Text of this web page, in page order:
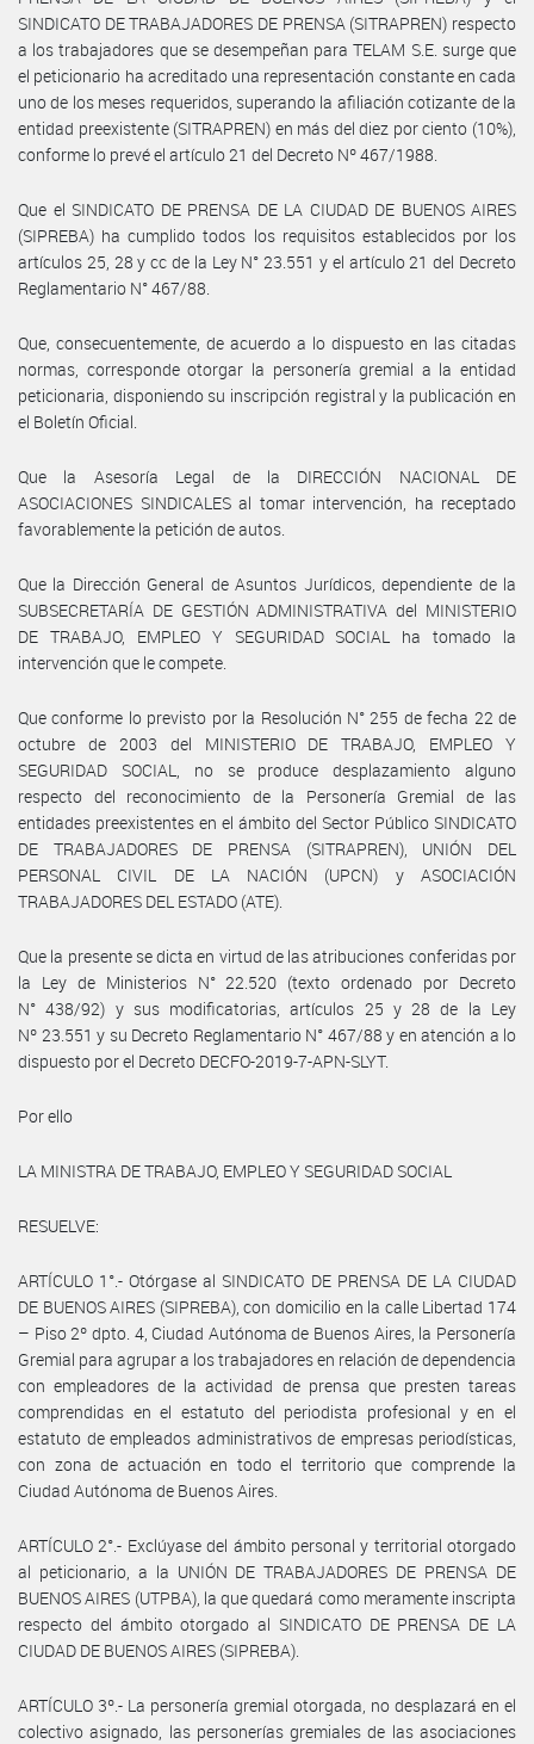
SINDICATO DE TRABAJADORES DE PRENSA (SITRAPREN) respecto
a los trabajadores que se desempeñan para TELAM S.E. surge que
el peticionario ha acreditado una representación constante en cada
uno de los meses requeridos, superando la afiliación cotizante de la
entidad preexistente (SITRAPREN) en más del diez por ciento (10%),
conforme lo prevé el artículo 21 del Decreto Nº 467/1988.
Que el SINDICATO DE PRENSA DE LA CIUDAD DE BUENOS AIRES
(SIPREBA) ha cumplido todos los requisitos establecidos por los
artículos 25, 28 y cc de la Ley N° 23.551 y el artículo 21 del Decreto
Reglamentario N° 467/88.
Que, consecuentemente, de acuerdo a lo dispuesto en las citadas
normas, corresponde otorgar la personería gremial a la entidad
peticionaria, disponiendo su inscripción registral y la publicación en
el Boletín Oficial.
Que la Asesoría Legal de la DIRECCIÓN NACIONAL DE
ASOCIACIONES SINDICALES al tomar intervención, ha receptado
favorablemente la petición de autos.
Que la Dirección General de Asuntos Jurídicos, dependiente de la
SUBSECRETARÍA DE GESTIÓN ADMINISTRATIVA del MINISTERIO
DE TRABAJO, EMPLEO Y SEGURIDAD SOCIAL ha tomado la
intervención que le compete.
Que conforme lo previsto por la Resolución N° 255 de fecha 22 de
octubre de 2003 del MINISTERIO DE TRABAJO, EMPLEO Y
SEGURIDAD SOCIAL, no se produce desplazamiento alguno
respecto del reconocimiento de la Personería Gremial de las
entidades preexistentes en el ámbito del Sector Público SINDICATO
DE TRABAJADORES DE PRENSA (SITRAPREN), UNIÓN DEL
PERSONAL CIVIL DE LA NACIÓN (UPCN) y ASOCIACIÓN
TRABAJADORES DEL ESTADO (ATE).
Que la presente se dicta en virtud de las atribuciones conferidas por
la Ley de Ministerios N° 22.520 (texto ordenado por Decreto
N° 438/92) y sus modificatorias, artículos 25 y 28 de la Ley
Nº 23.551 y su Decreto Reglamentario N° 467/88 y en atención a lo
dispuesto por el Decreto DECFO-2019-7-APN-SLYT.
Por ello
LA MINISTRA DE TRABAJO, EMPLEO Y SEGURIDAD SOCIAL
RESUELVE:
ARTÍCULO 1°.- Otórgase al SINDICATO DE PRENSA DE LA CIUDAD
DE BUENOS AIRES (SIPREBA), con domicilio en la calle Libertad 174
– Piso 2º dpto. 4, Ciudad Autónoma de Buenos Aires, la Personería
Gremial para agrupar a los trabajadores en relación de dependencia
con empleadores de la actividad de prensa que presten tareas
comprendidas en el estatuto del periodista profesional y en el
estatuto de empleados administrativos de empresas periodísticas,
con zona de actuación en todo el territorio que comprende la
Ciudad Autónoma de Buenos Aires.
ARTÍCULO 2°.- Exclúyase del ámbito personal y territorial otorgado
al peticionario, a la UNIÓN DE TRABAJADORES DE PRENSA DE
BUENOS AIRES (UTPBA), la que quedará como meramente inscripta
respecto del ámbito otorgado al SINDICATO DE PRENSA DE LA
CIUDAD DE BUENOS AIRES (SIPREBA).
ARTÍCULO 3º.- La personería gremial otorgada, no desplazará en el
colectivo asignado, las personerías gremiales de las asociaciones